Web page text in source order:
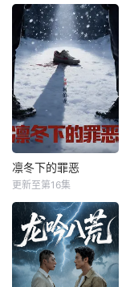
凛冬下的罪恶
更新至第16集